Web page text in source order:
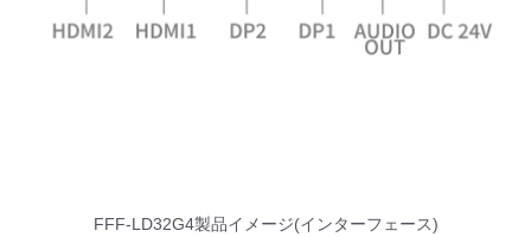
FFF-LD32G4製品イメージ(インターフェース)